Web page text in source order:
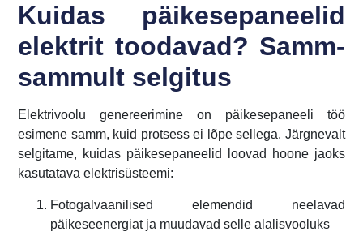
Kuidas päikesepaneelid
elektrit toodavad? Samm-
sammult selgitus
Elektrivoolu genereerimine on päikesepaneeli töö
esimene samm, kuid protsess ei lõpe sellega. Järgnevalt
selgitame, kuidas päikesepaneelid loovad hoone jaoks
kasutatava elektrisüsteemi:
Fotogalvaanilised elemendid neelavad
päikeseenergiat ja muudavad selle alalisvooluks